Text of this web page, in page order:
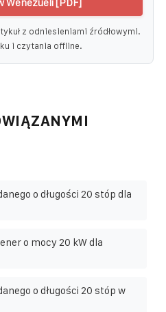
z odniesieniami źródłowymi.
i czytania offline.
o długości 20 stóp dla
o mocy 20 kW dla
o długości 20 stóp w